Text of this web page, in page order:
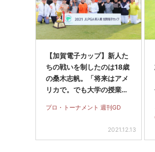
【加賀電子カップ】新人た
ちの戦いを制したのは18歳
の桑木志帆。「将来はアメ
リカで。でも大学の授業に
プロ・トーナメント 週刊GD
2021.12.13